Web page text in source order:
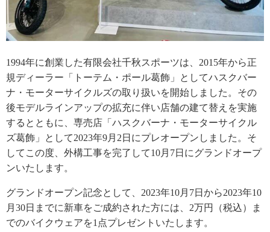
1994年に創業した有限会社千秋スポーツは、2015年から正
規ディーラー「トーテム・ポール葛飾」としてハスクバー
ナ・モーターサイクルズの取り扱いを開始しました。その
後モデルラインアップの拡充に伴い店舗の建て替えを実施
するとともに、専売店「ハスクバーナ・モーターサイクル
ズ葛飾」として2023年9月2日にプレオープンしました。そ
してこの度、外構工事を完了して10月7日にグランドオープ
ンいたします。
グランドオープン記念として、2023年10月7日から2023年10
月30日までに新車をご成約された方には、2万円（税込）ま
でのバイクウェアを1点プレゼントいたします。